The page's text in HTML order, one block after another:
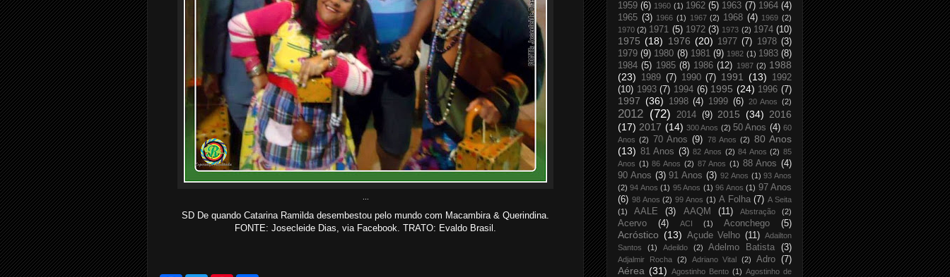
SD De quando Catarina Ramilda desembestou pelo mundo com Macambira & Querindina.
FONTE: Josecleide Dias, via Facebook. TRATO: Evaldo Brasil.
1959 (6) 1960 (1) 1962 (5) 1963 (7) 1964 (4)
1965 (3) 1966 (1) 1967 (2) 1968 (4) 1969 (2)
1970 (2) 1971 (5) 1972 (3) 1973 (2) 1974 (10)
1975 (18) 1976 (20) 1977 (7) 1978 (3)
1979 (9) 1980 (8) 1981 (9) 1982 (1) 1983 (8)
1984 (5) 1985 (8) 1986 (12) 1987 (2) 1988
(23)
1989 (7) 1990 (7) 1991 (13)
1992
(10) 1993 (7) 1994 (6) 1995 (24) 1996 (7)
1997 (36) 1998 (4) 1999 (6) 20 Anos (2)
2012 (72) 2014 (9) 2015 (34) 2016
(17) 2017 (14) 300 Anos (2) 50 Anos (4) 60
Anos (2) 70 Anos (9) 78 Anos (2) 80 Anos
(13) 81 Anos (3) 82 Anos (2) 84 Anos (2) 85
Anos (1) 86 Anos (2) 87 Anos (1) 88 Anos (4)
90 Anos (3) 91 Anos (3) 92 Anos (1) 93 Anos
(2) 94 Anos (1) 95 Anos (1) 96 Anos (1) 97 Anos
(6) 98 Anos (2) 99 Anos (1) A Folha (7) A Seita
(1)
AALE (3) AAQM (11) Abstração (2)
Acervo (4) ACI (1) Aconchego (5)
Acróstico (13) Açude Velho (11) Adailton
Santos
(1) Adeildo (2) Adelmo Batista (3)
Adjalmir Rocha (2) Adriano Vital (2) Adro (7)
Aérea (31) Agostinho Bento (1) Agostinho de